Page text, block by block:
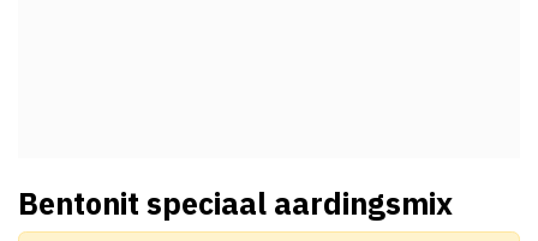
Bentonit speciaal aardingsmix